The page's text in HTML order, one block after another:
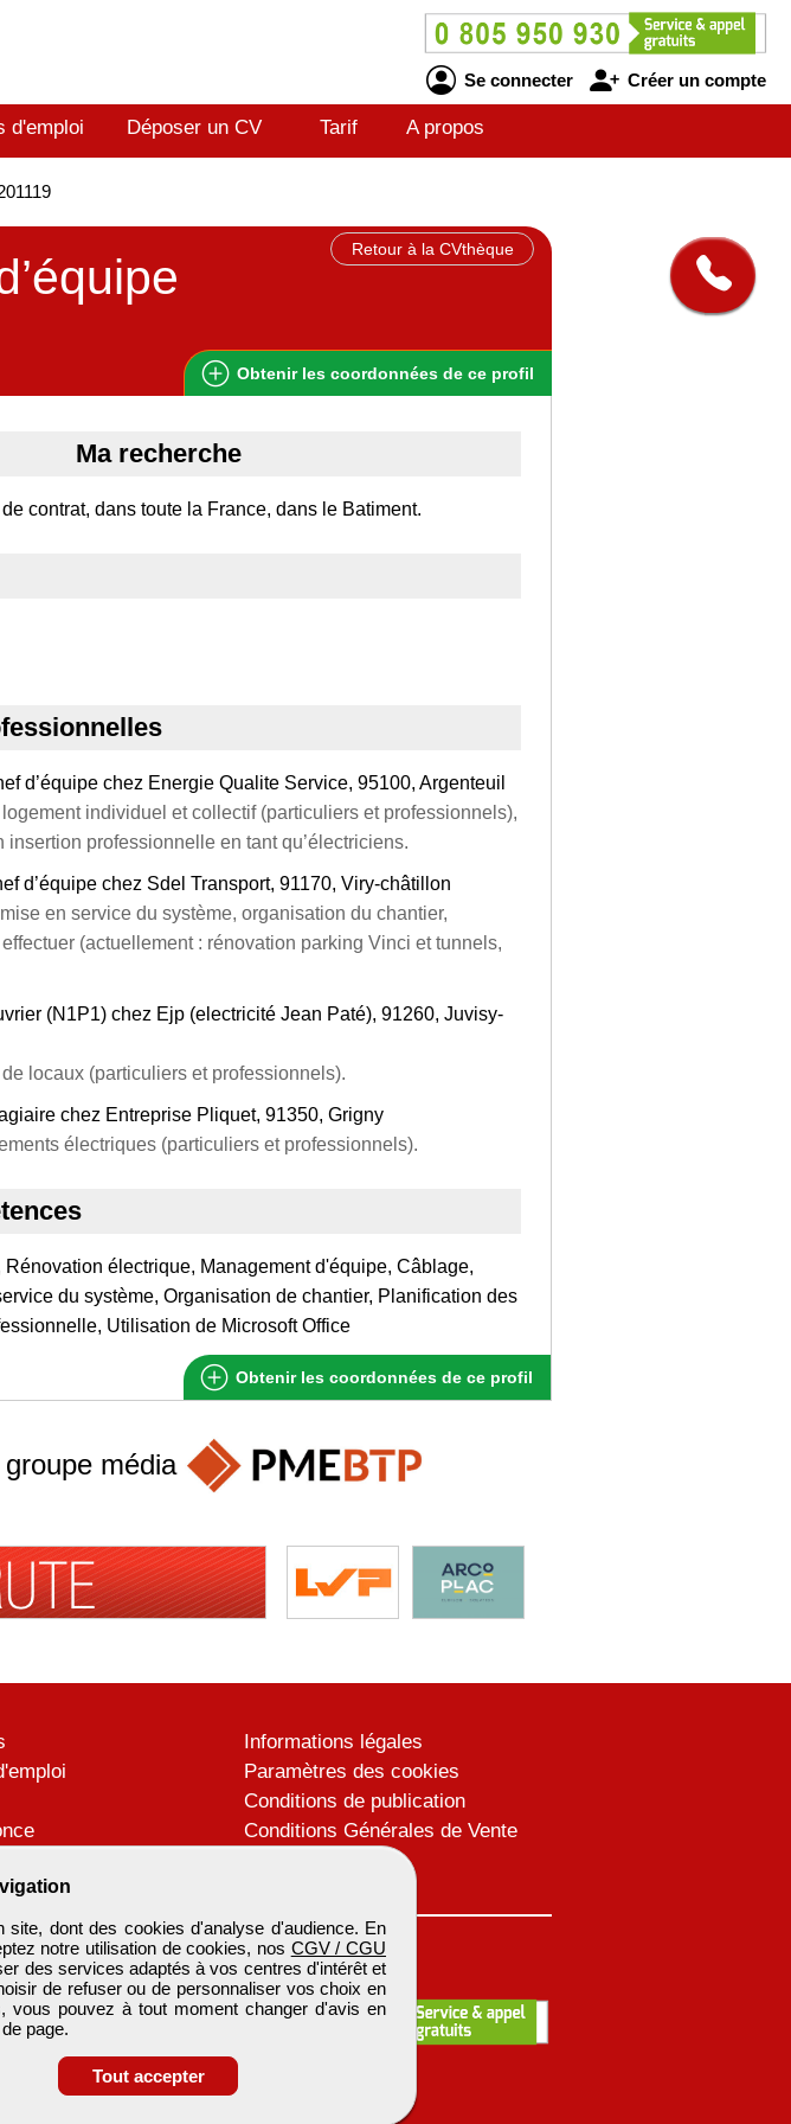
Se connecter Créer un compte
d'emploi Déposer un CV Tarif A propos
Retour à la CVthèque
Obtenir les coordonnées de ce profil
Ma recherche
contrat, dans toute la France, dans le Batiment.
d’équipe chez Energie Qualite Service, 95100, Argenteuil
individuel et collectif (particuliers et professionnels),
insertion professionnelle en tant qu’électriciens.
d’équipe chez Sdel Transport, 91170, Viry-châtillon
en service du système, organisation du chantier,
(actuellement : rénovation parking Vinci et tunnels,
(N1P1) chez Ejp (electricité Jean Paté), 91260, Juvisy-
locaux (particuliers et professionnels).
chez Entreprise Pliquet, 91350, Grigny
électriques (particuliers et professionnels).
électrique, Management d'équipe, Câblage,
du système, Organisation de chantier, Planification des
Utilisation de Microsoft Office
Obtenir les coordonnées de ce profil
dont des cookies d'analyse d'audience. En
notre utilisation de cookies, nos CGV / CGU
des services adaptés à vos centres d'intérêt et
de refuser ou de personnaliser vos choix en
vous pouvez à tout moment changer d'avis en
page.
Tout accepter
média
Informations légales
Paramètres des cookies
Conditions de publication
Conditions Générales de Vente